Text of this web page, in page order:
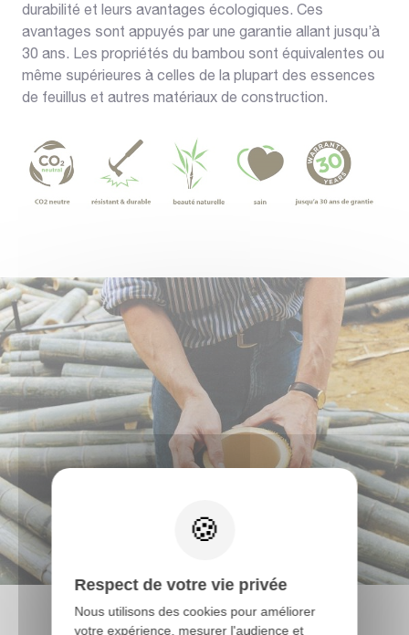
durabilité et leurs avantages écologiques. Ces
avantages sont appuyés par une garantie allant jusqu’à
30 ans. Les propriétés du bambou sont équivalentes ou
même supérieures à celles de la plupart des essences
de feuillus et autres matériaux de construction.
Respect de votre vie privée
Nous utilisons des cookies pour améliorer
votre expérience, mesurer l'audience et